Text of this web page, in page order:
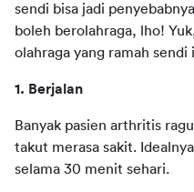
sendi bisa jadi
boleh berolahraga, lho!
olahraga yang ramah sendi
1. Berjalan
Banyak pasien arthritis
takut merasa sakit.
selama 30 menit sehari.